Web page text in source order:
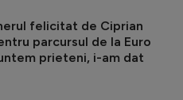
felicitat de Ciprian
parcursul de la Euro
prieteni, i-am dat